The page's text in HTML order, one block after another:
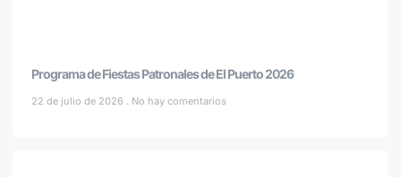
Programa de Fiestas Patronales de El Puerto 2026
22 de julio de 2026 No hay comentarios